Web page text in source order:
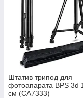
Штатив трипод для
фотоапарата BPS 3d
см (CA7333)